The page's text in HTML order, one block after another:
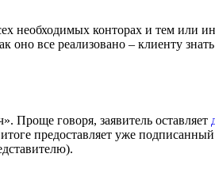
необходимых конторах и тем или
все реализовано – клиенту
Проще говоря, заявитель оставляет
предоставляет уже